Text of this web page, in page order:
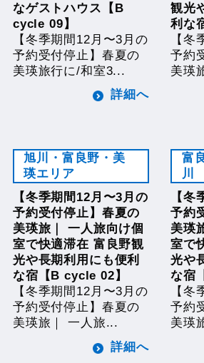
なゲストハウス【B
cycle 09】
【冬季期間12月〜3月の
予約受付停止】春夏の
美瑛旅行に/和室3...
詳細へ
観光
利な
【冬
予約
美瑛
旭川・富良野・美
瑛エリア
【冬季期間12月〜3月の
予約受付停止】春夏の
美瑛旅｜ 一人旅向け個
室で快適滞在 富良野観
光や長期利用にも便利
な宿【B cycle 02】
【冬季期間12月〜3月の
予約受付停止】春夏の
美瑛旅｜ 一人旅...
詳細へ
富
川
【冬
予約
美瑛
室で
光や
な宿
【冬
予約
美瑛